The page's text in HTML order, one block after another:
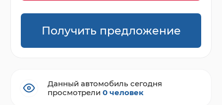
Получить предложение
Данный автомобиль сегодня
просмотрели0 человек